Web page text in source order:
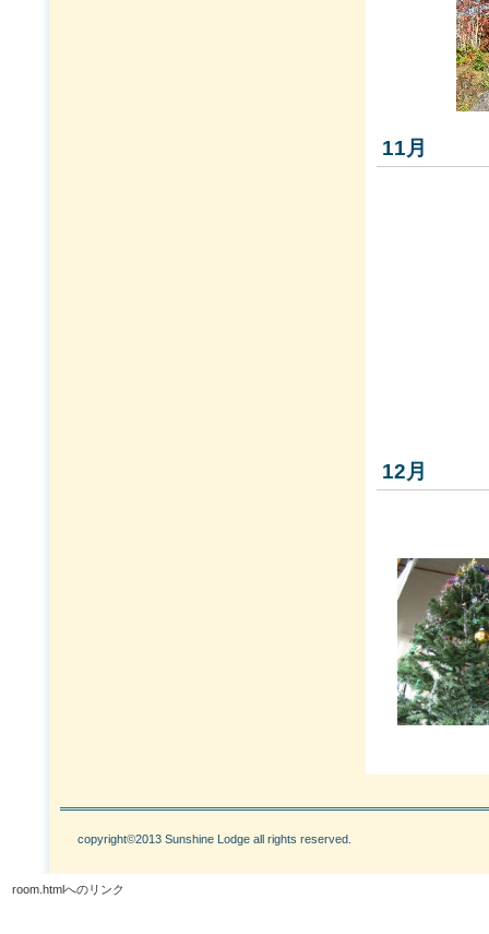
11月
12月
copyright©2013 Sunshine Lodge all rights reserved.
room.htmlへのリンク